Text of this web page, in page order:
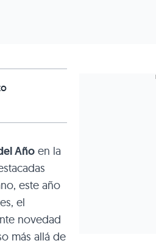
Año en la
este año
el
novedad
más allá de